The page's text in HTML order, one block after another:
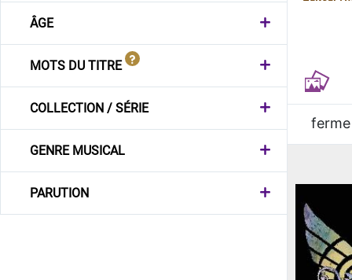
ÂGE
MOTS DU TITRE
COLLECTION / SÉRIE
GENRE MUSICAL
PARUTION
ferme